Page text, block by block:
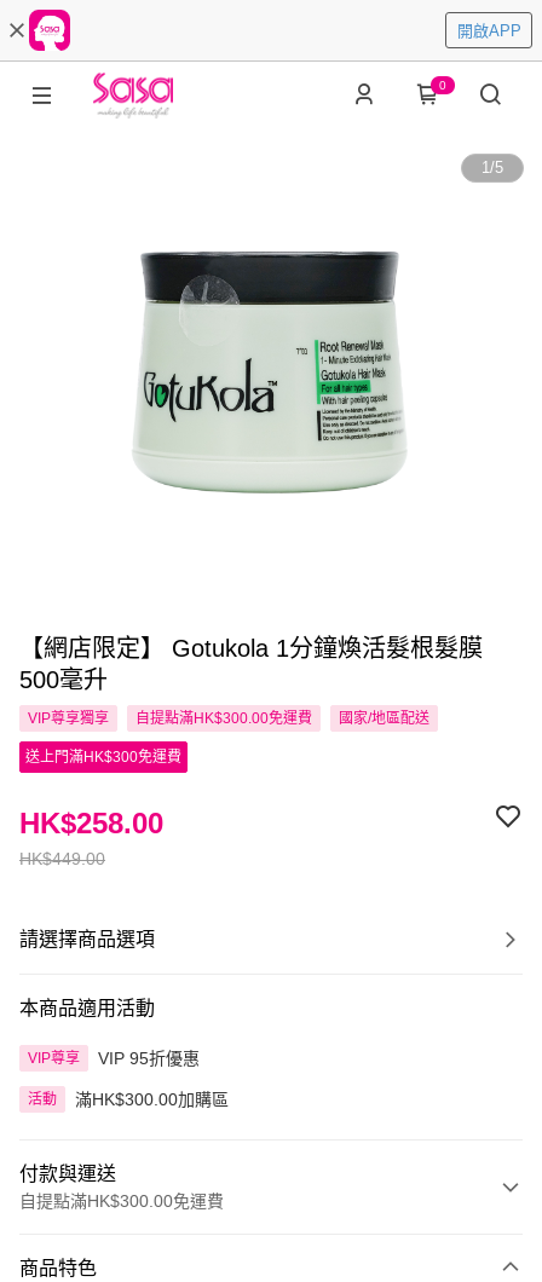
開啟APP
0
1/5
【網店限定】 Gotukola 1分鐘煥活髮根髮膜
500毫升
VIP尊享獨享 自提點滿HK$300.00免運費 國家/地區配送
送上門滿HK$300免運費
HK$449.00
HK$258.00
請選擇商品選項
本商品適用活動
VIP尊享 VIP 95折優惠
活動 滿HK$300.00加購區
付款與運送
自提點滿HK$300.00免運費
商品特色